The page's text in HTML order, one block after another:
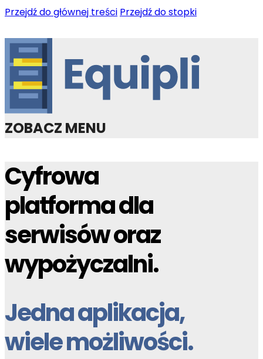
Przejdź do głównej treści Przejdź do stopki
ZOBACZ MENU
Cyfrowa
platforma dla
serwisów oraz
wypożyczalni.
Jedna aplikacja,
wiele możliwości.